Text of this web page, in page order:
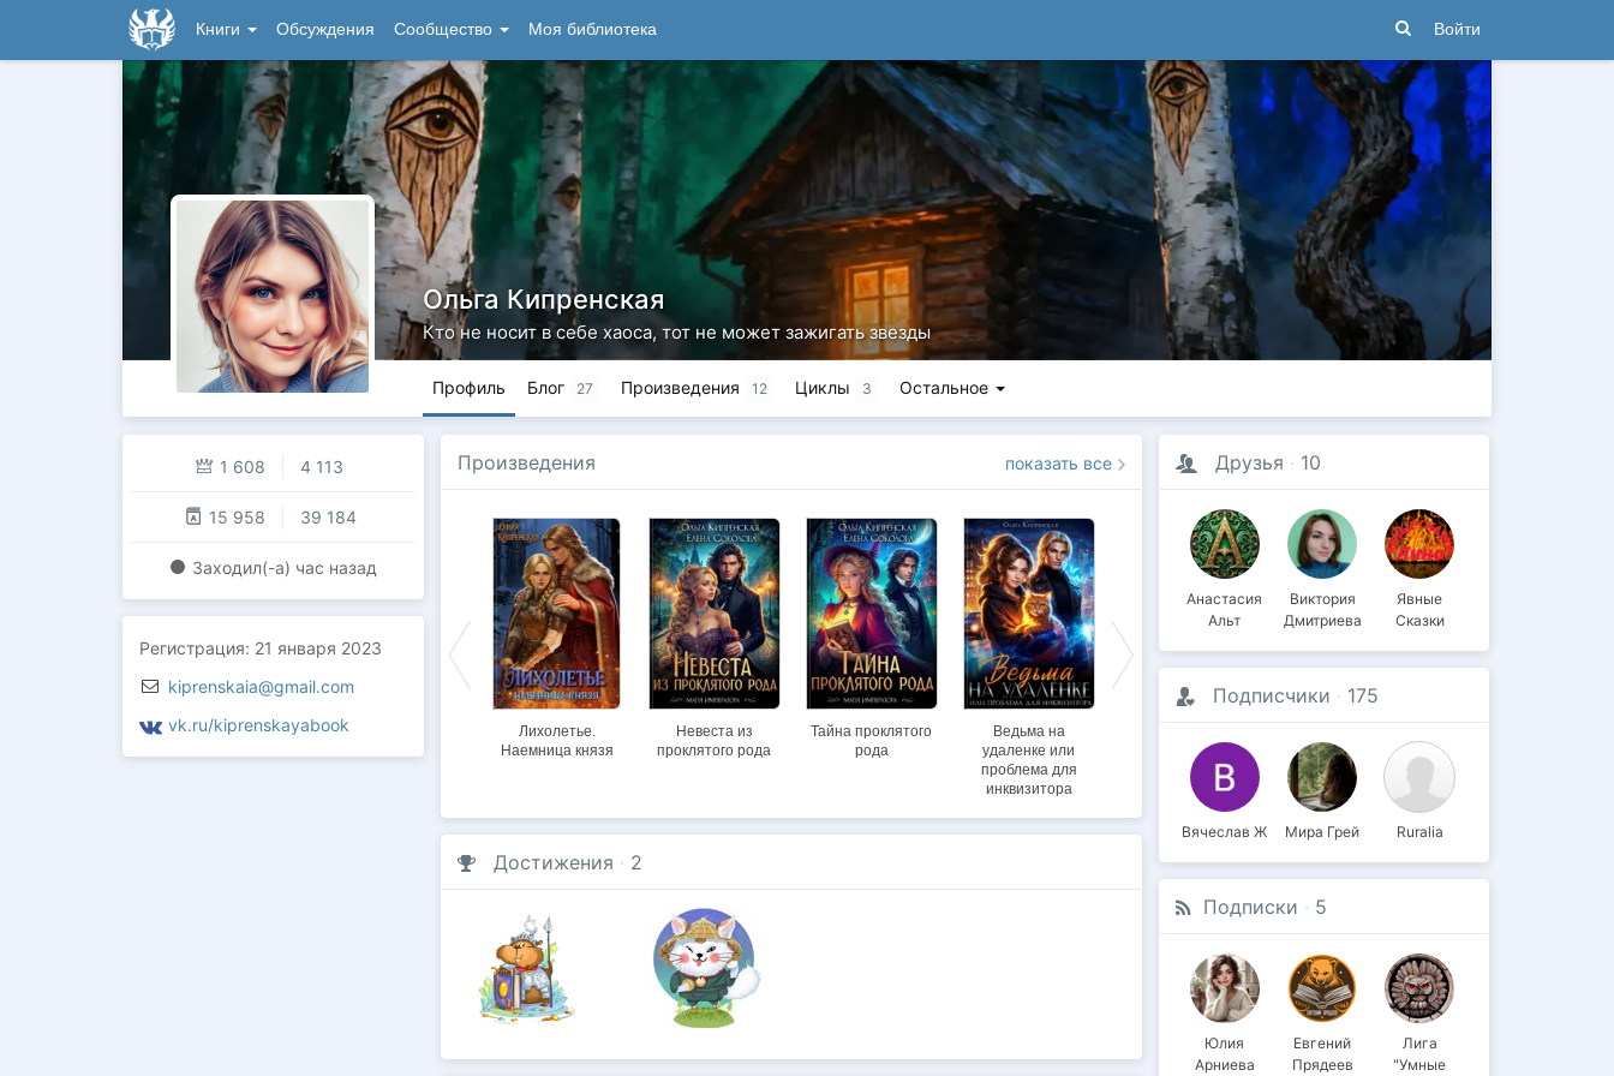
Книги Обсуждения Сообщество Моя библиотека Войти
Ольга Кипренская
Кто не носит в себе хаоса, тот не может зажигать звезды
Профиль Блог 27 Произведения 12 Циклы 3 Остальное
1 608 4 113
15 958 39 184
Заходил(-a) час назад
Регистрация: 21 января 2023
kiprenskaia@gmail.com
vk.ru/kiprenskayabook
Произведения показать все
Дракон в мантии 5.
Все твари Бездны
Дракон в мантии 4.
Дракон в мантии 3.
Когда король
Лихолетье.
Наемница князя
Невеста из
проклятого рода
Тайна проклятого
рода
Ведьма на
удаленке или
проблема для
инквизитора
богатырь в
придачу 2
для ректора
Достижения · 2
Друзья · 10
Анастасия
Альт
Виктория
Дмитриева
Явные
Сказки
Подписчики · 175
Вячеслав Ж Мира Грей Ruralia
Подписки · 5
Юлия
Арниева
Евгений
Прядеев
Лига
"Умные